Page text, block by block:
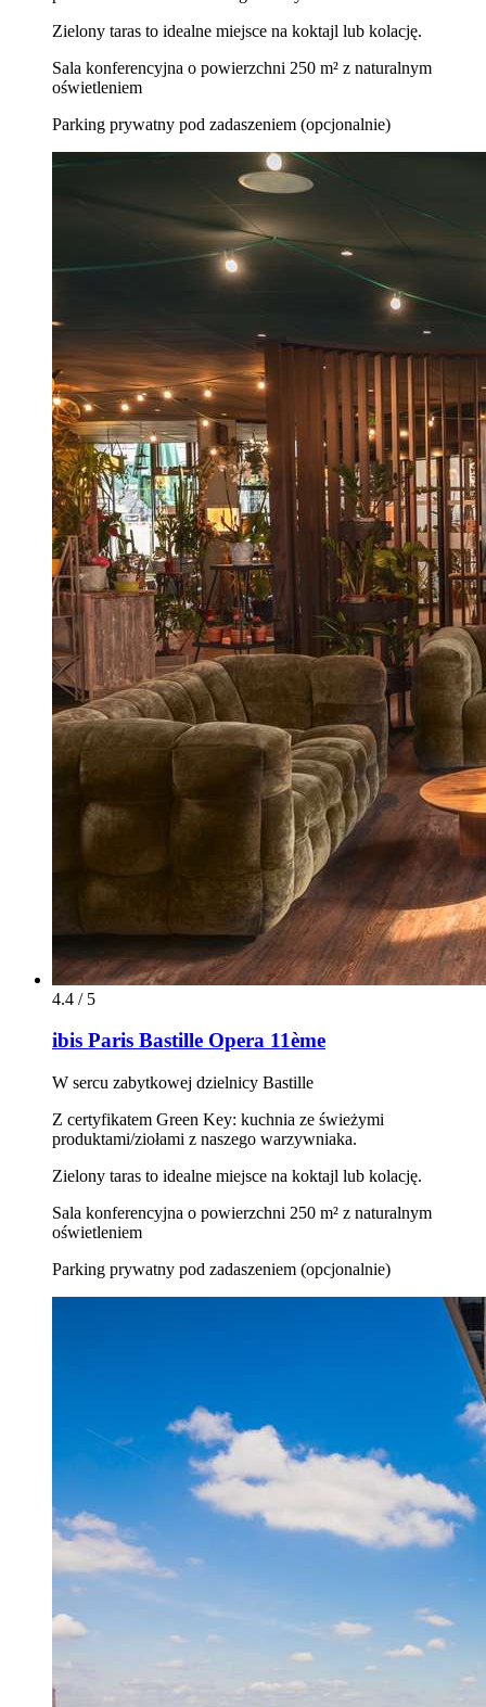
Zielony taras to idealne miejsce na koktajl lub kolację.
Sala konferencyjna o powierzchni 250 m² z naturalnym
oświetleniem
Parking prywatny pod zadaszeniem (opcjonalnie)
4.4 / 5
ibis Paris Bastille Opera 11ème
W sercu zabytkowej dzielnicy Bastille
Z certyfikatem Green Key: kuchnia ze świeżymi
produktami/ziołami z naszego warzywniaka.
Zielony taras to idealne miejsce na koktajl lub kolację.
Sala konferencyjna o powierzchni 250 m² z naturalnym
oświetleniem
Parking prywatny pod zadaszeniem (opcjonalnie)